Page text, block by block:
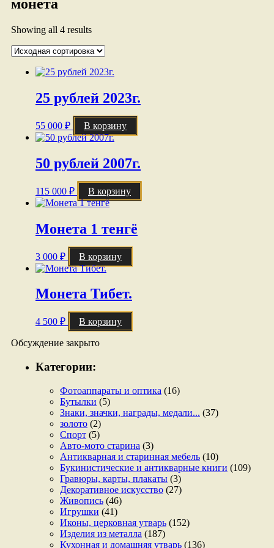
монета
Showing all 4 results
25 рублей 2023г.
55 000 ₽ В корзину
50 рублей 2007г.
115 000 ₽ В корзину
Монета 1 тенгё
3 000 ₽ В корзину
Монета Тибет.
4 500 ₽ В корзину
Обсуждение закрыто
Категории:
Фотоаппараты и оптика (16)
Бутылки (5)
Знаки, значки, награды, медали... (37)
золото (2)
Спорт (5)
Авто-мото старина (3)
Антикварная и старинная мебель (10)
Букинистические и антикварные книги (109)
Гравюры, карты, плакаты (3)
Декоративное искусство (27)
Живопись (46)
Игрушки (41)
Иконы, церковная утварь (152)
Изделия из металла (187)
Кухонная и домашняя утварь (136)